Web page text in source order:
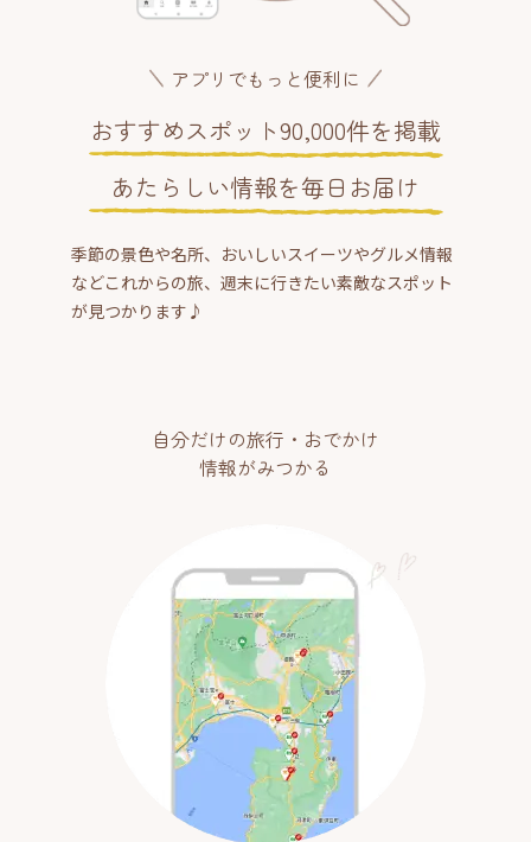
アプリでもっと便利に
おすすめスポット90,000件を掲載
あたらしい情報を毎日お届け
季節の景色や名所、おいしいスイーツやグルメ情報
などこれからの旅、週末に行きたい素敵なスポット
が見つかります♪
自分だけの旅行・おでかけ
情報がみつかる